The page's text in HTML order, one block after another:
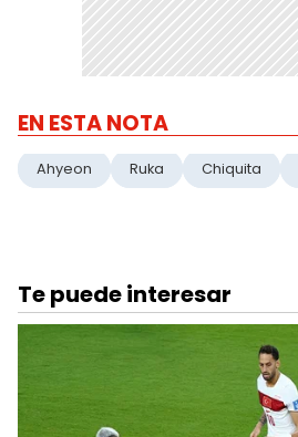
EN ESTA NOTA
Ahyeon Ruka Chiquita